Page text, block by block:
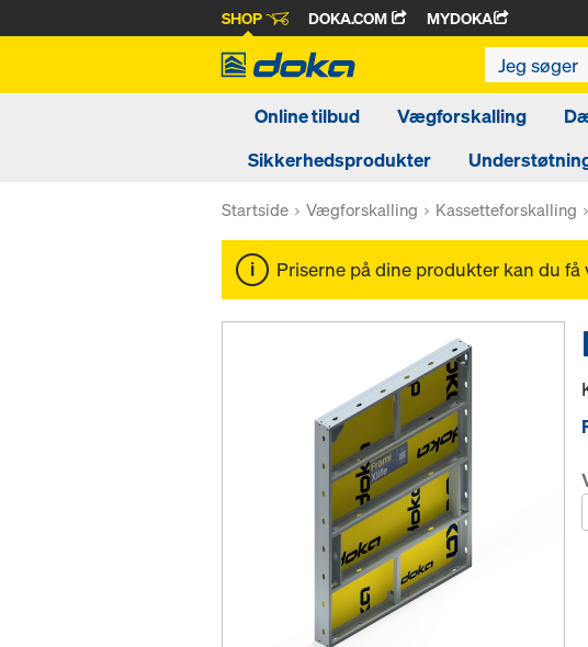
SHOP DOKA.COM MYDOKA
Online tilbud Vægforskalling
Sikkerhedsprodukter
Startside Vægforskalling Kassetteforskalling
Priserne på dine produkter kan du få